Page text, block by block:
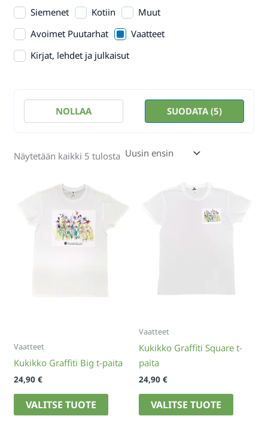
Siemenet Kotiin
Muut
Avoimet Puutarhat
Vaatteet
Kirjat, lehdet ja julkaisut
SUODATA (5)
NOLLAA
Näytetään kaikki 5 tulostaSorted
Vaatteet
Kukikko Graffiti Big t-paita
24,90€
VALITSE TUOTE
Tällä
Vaatteet
Kukikko Graffiti Square t-
paita
24,90 €
VALITSE TUOTE
Tällä